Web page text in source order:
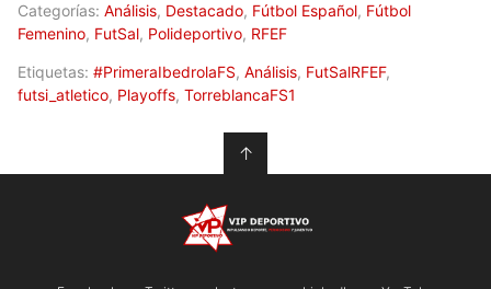
Categorías: Análisis, Destacado, Fútbol Español, Fútbol
Femenino, FutSal, Polideportivo, RFEF
Etiquetas: #PrimeraIbedrolaFS, Análisis, FutSalRFEF,
futsi_atletico, Playoffs, TorreblancaFS1
↑